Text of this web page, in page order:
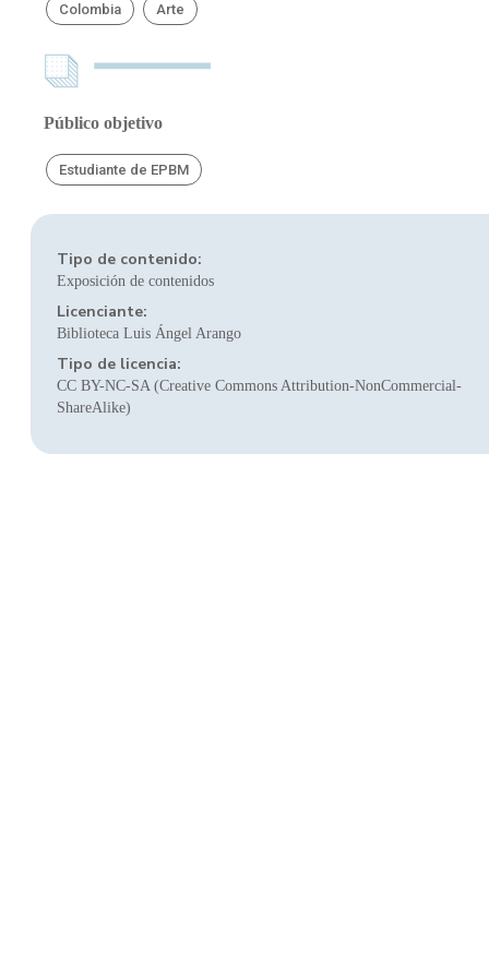
Colombia Arte
Público objetivo
Estudiante de EPBM
Tipo de contenido:
Exposición de contenidos
Licenciante:
Biblioteca Luis Ángel Arango
Tipo de licencia:
CC BY-NC-SA (Creative Commons Attribution-NonCommercial-
ShareAlike)